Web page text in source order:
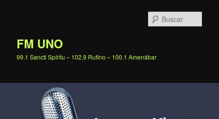
FM UNO
99.1 Sancti Spíritu – 102.9 Rufino – 100.1 Amenábar